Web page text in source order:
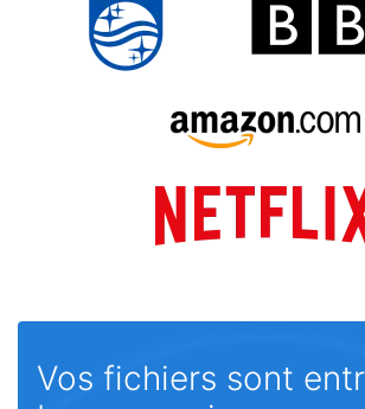
Vos fichiers sont